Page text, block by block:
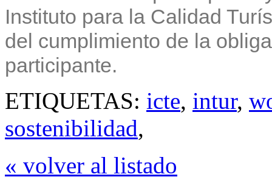
Instituto para la Calidad
del cumplimiento de la
participante.
ETIQUETAS: icte, intur,
sostenibilidad,
« volver al listado